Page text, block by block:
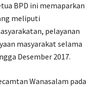
BPD ini memaparkan
meliputi
pelayanan
masyarakat selama
Desember 2017.
Wanasalam pada